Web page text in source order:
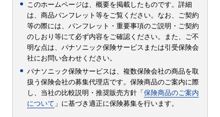
このホームページは、概要を掲載したものです。詳細
は、商品パンフレット等をご覧ください。なお、ご契約
等の際には、パンフレット・重要事項のご説明・ご契約
のしおり等にて必ず内容をご確認ください。また、ご不
明な点は、パナソニック保険サービスまたは引受保険会
社にお問い合わせください。
パナソニック保険サービスは、複数保険会社の商品を取
扱う保険会社の募集代理店です。保険商品のご案内に際
し、当社の比較説明・推奨販売方針「保険商品のご案内
について 」に基づき適正に保険募集を行います。